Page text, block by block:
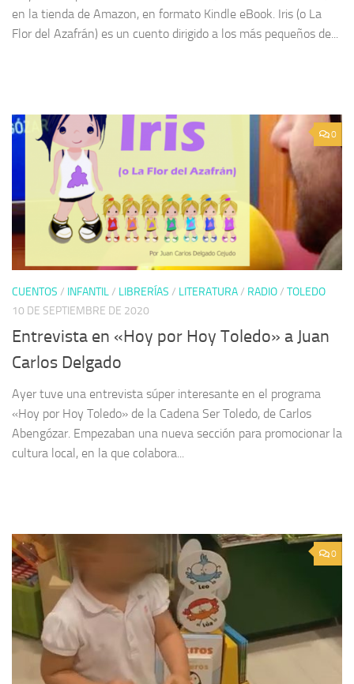
en la tienda de Amazon, en formato Kindle eBook. Iris (o La
Flor del Azafrán) es un cuento dirigido a los más pequeños de...
0
CUENTOS / INFANTIL/ LIBRERÍAS / LITERATURA/ RADIO/ TOLEDO
10 DE SEPTIEMBRE DE 2020
Entrevista en «Hoy por Hoy Toledo» a Juan
Carlos Delgado
Ayer tuve una entrevista súper interesante en el programa
«Hoy por Hoy Toledo» de la Cadena Ser Toledo, de Carlos
Abengózar. Empezaban una nueva sección para promocionar la
cultura local, en la que colabora...
0